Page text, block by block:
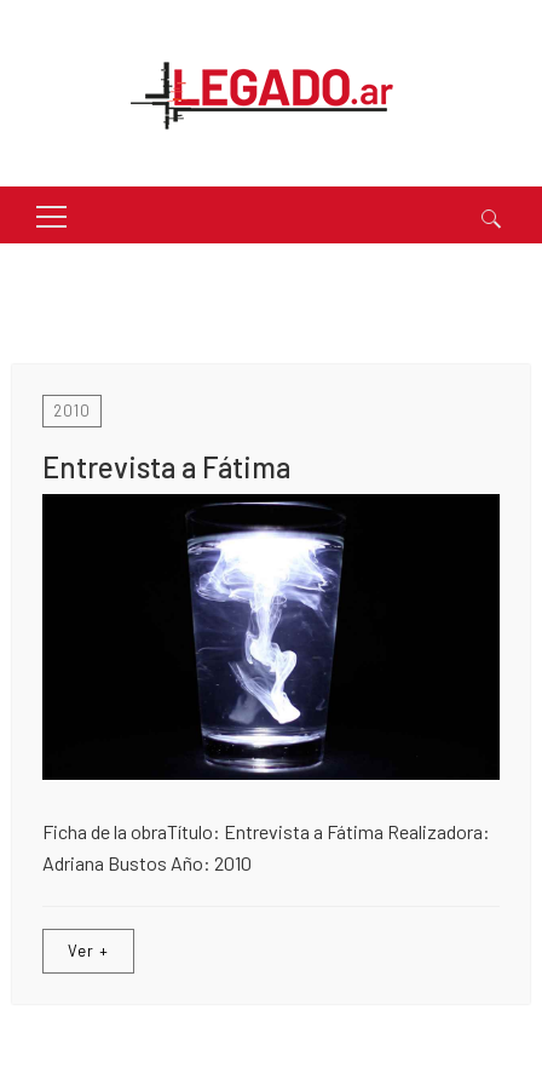
Buscar:
2010
Entrevista a Fátima
Ficha de la obraTítulo: Entrevista a Fátima Realizadora:
Adriana Bustos Año: 2010
Ver +